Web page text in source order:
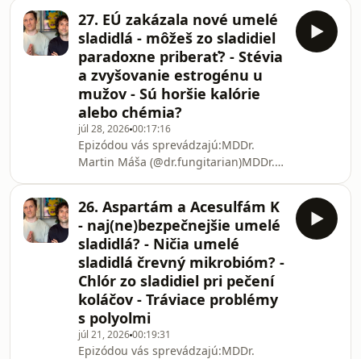
podcastu:Podcast podporili ⁠⁠⁠⁠hrotlife.sk⁠⁠⁠⁠
– prémiové doplnky výživy s lekárskou
poradňou.💡 Využite 10% zľavu s
kódom: BIOHUSTLEZamyslel si sa
niekedy nad tým, prečo nevieš prestať
jesť niektoré potraviny, kým nezješ
celý balíček? V 28. epizóde sa
pozrieme na pozadie potravinárskeho
priemyslu, ktorý inve
27. EÚ zakázala nové umelé
sladidlá - môžeš zo sladidiel
paradoxne priberať? - Stévia
a zvyšovanie estrogénu u
mužov - Sú horšie kalórie
alebo chémia?
júl 28, 202600:17:16
Epizódou vás sprevádzajú:MDDr.
Martin Máša (@dr.fungitarian)MDDr.
lekárskou poradňou, 10% zľava s
kódom &quot;BIOHUSTLE&quot;?
Európska únia nedávno sprísnila
pravidlá a stopla niektoré nové
alternatívy cukru, čo opäť vyvolalo
vlnu otázok. Je chémia v potravinách
naozaj väčší strašiak než obezita,
alebo sme sa chytil
26. Aspartám a Acesulfám K
- naj(ne)bezpečnejšie umelé
sladidlá? - Ničia umelé
sladidlá črevný mikrobióm? -
Chlór zo sladidiel pri pečení
koláčov - Tráviace problémy
s polyolmi
júl 21, 202600:19:31
Epizódou vás sprevádzajú:MDDr.